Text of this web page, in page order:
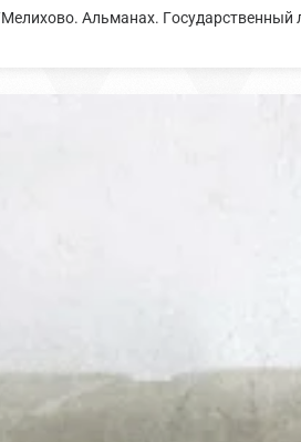
Альманах. Государственный